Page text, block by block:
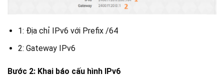
1: Địa chỉ IPv6 với Prefix /64
2: Gateway IPv6
Bước 2: Khai báo cấu hình IPv6